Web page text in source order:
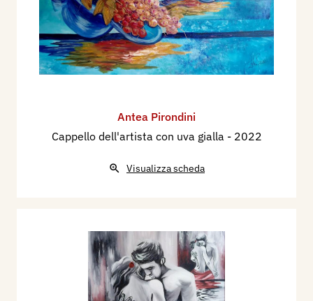
Antea Pirondini
Cappello dell'artista con uva gialla - 2022
Visualizza scheda